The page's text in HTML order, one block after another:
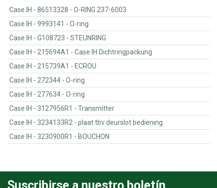
Case IH - 86513328 - O-RING 237-6003
Case IH - 9993141 - O-ring
Case IH - G108723 - STEUNRING
Case IH - 215694A1 - Case IH Dichtringpackung
Case IH - 215739A1 - ECROU
Case IH - 272344 - O-ring
Case IH - 277634 - O-ring
Case IH - 3127956R1 - Transmitter
Case IH - 3234133R2 - plaat tbv deurslot bediening
Case IH - 3230900R1 - BOUCHON